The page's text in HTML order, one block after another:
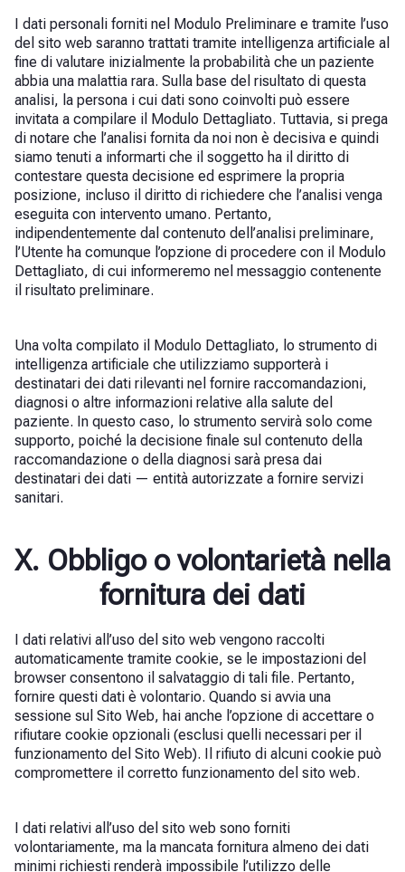
I dati personali forniti nel Modulo Preliminare e tramite l’uso
del sito web saranno trattati tramite intelligenza artificiale al
fine di valutare inizialmente la probabilità che un paziente
abbia una malattia rara. Sulla base del risultato di questa
analisi, la persona i cui dati sono coinvolti può essere
invitata a compilare il Modulo Dettagliato. Tuttavia, si prega
di notare che l’analisi fornita da noi non è decisiva e quindi
siamo tenuti a informarti che il soggetto ha il diritto di
contestare questa decisione ed esprimere la propria
posizione, incluso il diritto di richiedere che l’analisi venga
eseguita con intervento umano. Pertanto,
indipendentemente dal contenuto dell’analisi preliminare,
l’Utente ha comunque l’opzione di procedere con il Modulo
Dettagliato, di cui informeremo nel messaggio contenente
il risultato preliminare.
Una volta compilato il Modulo Dettagliato, lo strumento di
intelligenza artificiale che utilizziamo supporterà i
destinatari dei dati rilevanti nel fornire raccomandazioni,
diagnosi o altre informazioni relative alla salute del
paziente. In questo caso, lo strumento servirà solo come
supporto, poiché la decisione finale sul contenuto della
raccomandazione o della diagnosi sarà presa dai
destinatari dei dati — entità autorizzate a fornire servizi
sanitari.
X. Obbligo o volontarietà nella
fornitura dei dati
I dati relativi all’uso del sito web vengono raccolti
automaticamente tramite cookie, se le impostazioni del
browser consentono il salvataggio di tali file. Pertanto,
fornire questi dati è volontario. Quando si avvia una
sessione sul Sito Web, hai anche l’opzione di accettare o
rifiutare cookie opzionali (esclusi quelli necessari per il
funzionamento del Sito Web). Il rifiuto di alcuni cookie può
compromettere il corretto funzionamento del sito web.
I dati relativi all’uso del sito web sono forniti
volontariamente, ma la mancata fornitura almeno dei dati
minimi richiesti renderà impossibile l’utilizzo delle